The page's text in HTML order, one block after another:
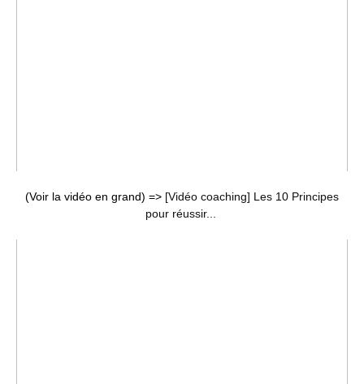
(Voir la vidéo en grand) => [Vidéo coaching] Les 10 Principes
pour réussir...